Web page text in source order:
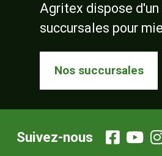
Agritex dispose d'un
succursales pour
Nos succursales
Suivez-nous